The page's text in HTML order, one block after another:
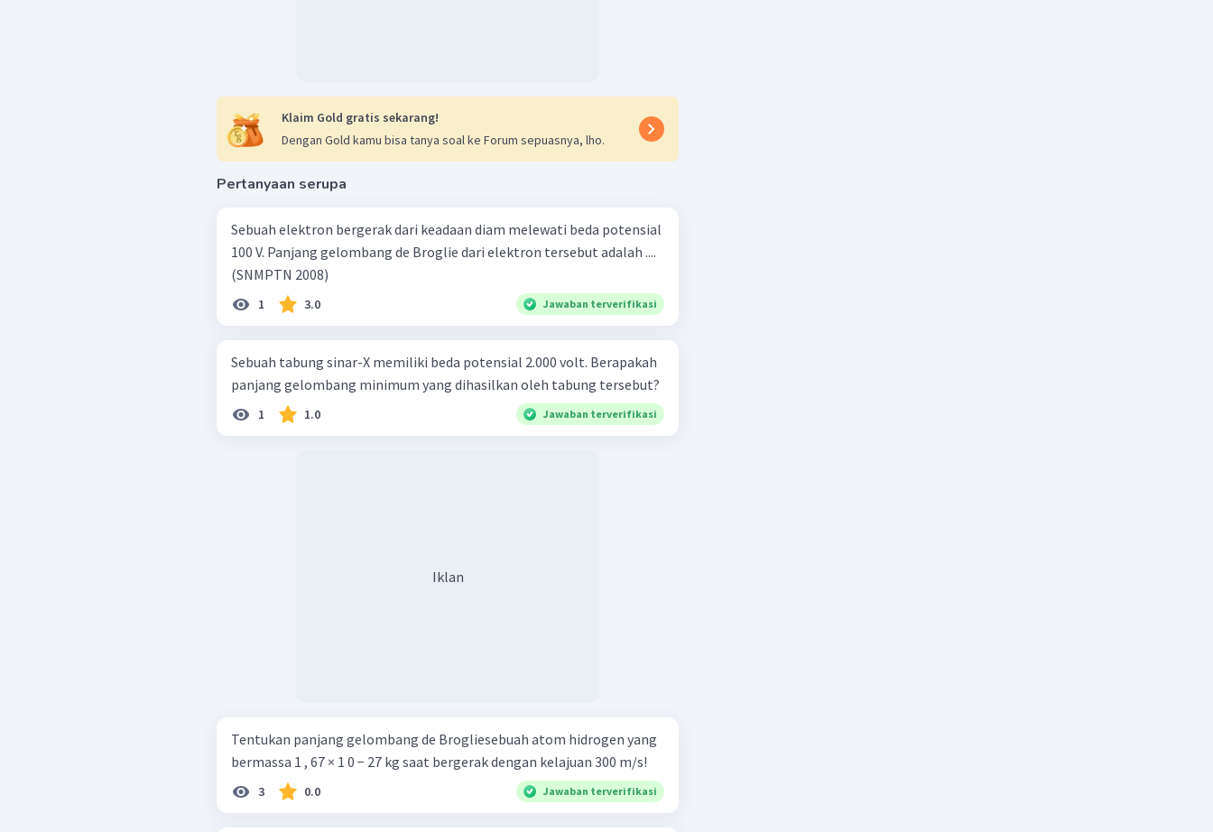
Klaim Gold gratis sekarang!
Dengan Gold kamu bisa tanya soal ke Forum sepuasnya, lho.
Pertanyaan serupa
Sebuah elektron bergerak dari keadaan diam melewati beda potensial
100 V. Panjang gelombang de Broglie dari elektron tersebut adalah ....
(SNMPTN 2008)
1 3.0 Jawaban terverifikasi
Sebuah tabung sinar-X memiliki beda potensial 2.000 volt. Berapakah
panjang gelombang minimum yang dihasilkan oleh tabung tersebut?
1 1.0 Jawaban terverifikasi
Iklan
Tentukan panjang gelombang de Brogliesebuah atom hidrogen yang
bermassa 1 , 67 × 1 0 − 27 kg saat bergerak dengan kelajuan 300 m/s!
3 0.0 Jawaban terverifikasi